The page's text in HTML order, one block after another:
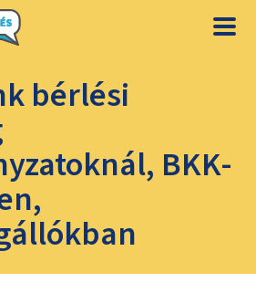
bérlési
BKK-